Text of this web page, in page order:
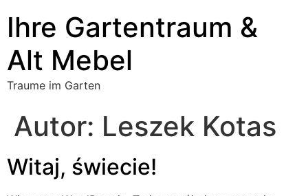
Ihre Gartentraum &
Alt Mebel
Traume im Garten
Autor: Leszek Kotas
Witaj, świecie!